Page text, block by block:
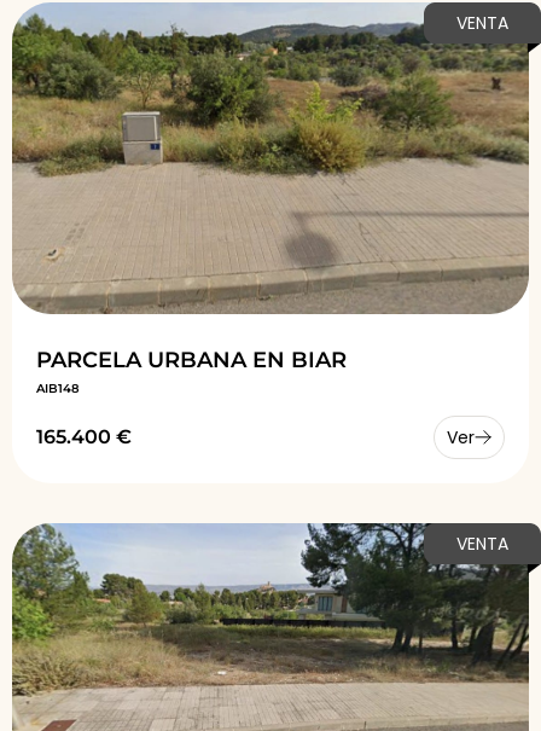
VENTA
PARCELA URBANA EN BIAR
AIB148
165.400 € Ver
VENTA